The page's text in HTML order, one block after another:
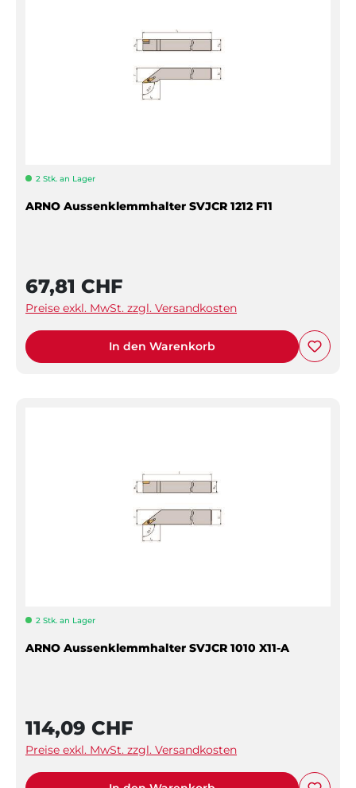
2 Stk. an Lager
ARNO Aussenklemmhalter SVJCR 1212 F11
67,81 CHF
Preise exkl. MwSt. zzgl. Versandkosten
In den Warenkorb
2 Stk. an Lager
ARNO Aussenklemmhalter SVJCR 1010 X11-A
114,09 CHF
Preise exkl. MwSt. zzgl. Versandkosten